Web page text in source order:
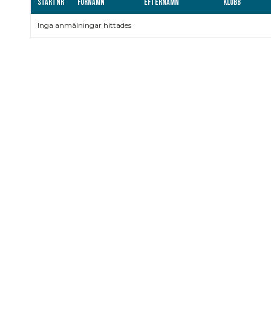
Startnr Förnamn Efternamn Klubb
Inga anmälningar hittades